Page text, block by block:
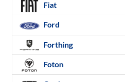
Fiat
Ford
Forthing
Foton